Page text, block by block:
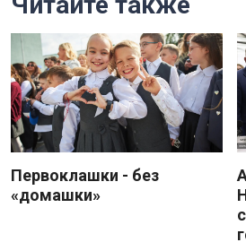
Первоклашки - без
«домашки»